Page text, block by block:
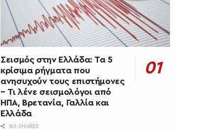
Σεισμός στην Ελλάδα: Τα 5
κρίσιμα ρήγματα που
ανησυχούν τους επιστήμονες
– Τι λένε σεισμολόγοι από
ΗΠΑ, Βρετανία, Γαλλία και
Ελλάδα
165 SHARES